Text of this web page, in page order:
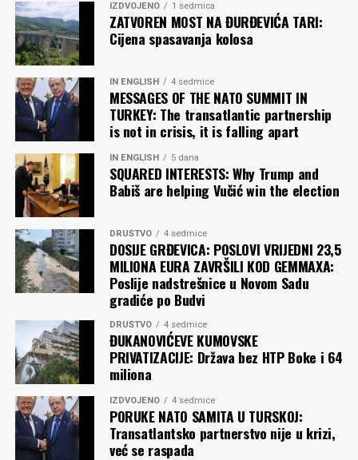
IZDVOJENO 1 sedmica
ZATVOREN MOST NA ĐURĐEVIĆA TARI:
Cijena spasavanja kolosa
IN ENGLISH 4 sedmice
MESSAGES OF THE NATO SUMMIT IN
TURKEY: The transatlantic partnership
is not in crisis, it is falling apart
IN ENGLISH 5 dana
SQUARED INTERESTS: Why Trump and
Babiš are helping Vučić win the election
DRUŠTVO 4 sedmice
DOSIJE GRĐEVICA: POSLOVI VRIJEDNI 23,5
MILIONA EURA ZAVRŠILI KOD GEMMAXA:
Poslije nadstrešnice u Novom Sadu
gradiće po Budvi
DRUŠTVO 4 sedmice
ĐUKANOVIĆEVE KUMOVSKE
PRIVATIZACIJE: Država bez HTP Boke i 64
miliona
IZDVOJENO 4 sedmice
PORUKE NATO SAMITA U TURSKOJ:
Transatlantsko partnerstvo nije u krizi,
već se raspada